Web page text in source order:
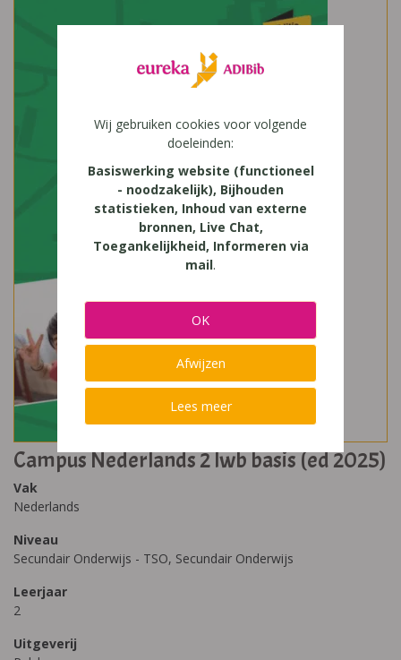
Campus Nederlands 2 lwb basis (ed 2025)
Vak
Nederlands
Niveau
Secundair Onderwijs - TSO, Secundair Onderwijs
Leerjaar
2
Uitgeverij
Wij gebruiken cookies voor volgende
doeleinden:
Basiswerking website (functioneel
- noodzakelijk), Bijhouden
statistieken, Inhoud van externe
bronnen, Live Chat,
Toegankelijkheid, Informeren via
mail.
OK
Afwijzen
Lees meer